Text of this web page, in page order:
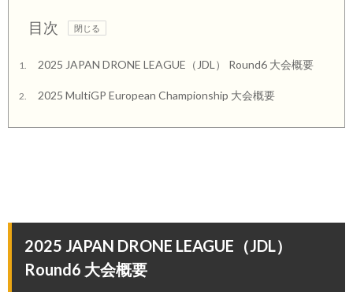
目次
1. 2025 JAPAN DRONE LEAGUE（JDL） Round6 大会概要
2. 2025 MultiGP European Championship 大会概要
2025 JAPAN DRONE LEAGUE（JDL）
Round6 大会概要